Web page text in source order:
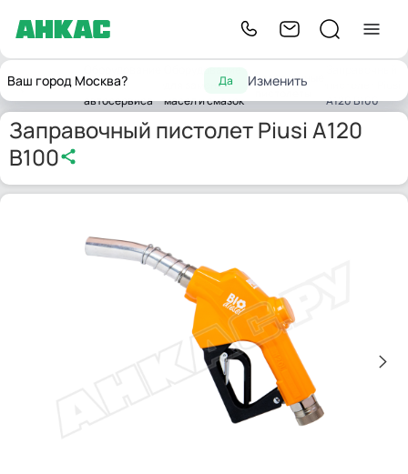
Ваш город Москва? Да Изменить
Главнаядля
автосервиса
для замены
масел и смазок
Раздаточные
A120 B100
Заправочный пистолет Piusi A120
B100